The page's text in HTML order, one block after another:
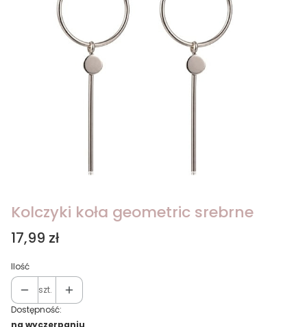
Kolczyki koła geometric srebrne
Cena
17,99 zł
Ilość
szt.
Dostępność:
na wyczerpaniu